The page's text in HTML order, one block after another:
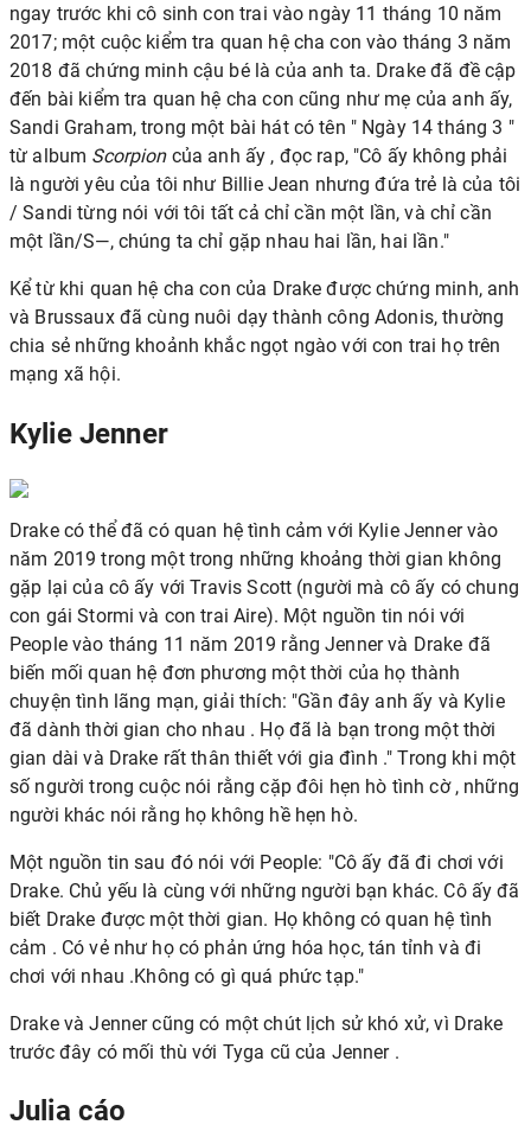
ngay trước khi cô sinh con trai vào ngày 11 tháng 10 năm
2017; một cuộc kiểm tra quan hệ cha con vào tháng 3 năm
2018 đã chứng minh cậu bé là của anh ta. Drake đã đề cập
đến bài kiểm tra quan hệ cha con cũng như mẹ của anh ấy,
Sandi Graham, trong một bài hát có tên " Ngày 14 tháng 3 "
từ album Scorpioncủa anh ấy , đọc rap, "Cô ấy không phải
là người yêu của tôi như Billie Jean nhưng đứa trẻ là của tôi
/ Sandi từng nói với tôi tất cả chỉ cần một lần, và chỉ cần
một lần/S—, chúng ta chỉ gặp nhau hai lần, hai lần."
Kể từ khi quan hệ cha con của Drake được chứng minh, anh
và Brussaux đã cùng nuôi dạy thành công Adonis, thường
chia sẻ những khoảnh khắc ngọt ngào với con trai họ trên
mạng xã hội.
Kylie Jenner
Drake có thể đã có quan hệ tình cảm với Kylie Jennervào
năm 2019 trong một trong những khoảng thời gian không
gặp lại của cô ấy vớiTravis Scott (người mà cô ấy có chung
con gái Stormi và con trai Aire). Một nguồn tin nói với
People vào tháng 11 năm 2019 rằng Jenner và Drake đã
biến mối quan hệ đơn phương một thời của họ thành
chuyện tình lãng mạn, giải thích: "Gần đây anh ấy và Kylie
đãdành thời gian cho nhau . Họ đã là bạn trong một thời
gian dài và Drake rất thân thiết với gia đình ." Trong khi một
số người trong cuộc nói rằng cặp đôi hẹn hò tình cờ, những
người khác nói rằng họ không hề hẹn hò.
Một nguồn tin sau đó nói với People: "Cô ấy đã đi chơi với
Drake. Chủ yếu là cùng với những người bạn khác. Cô ấy đã
biết Drake được một thời gian. Họ không có quan hệ tình
cảm . Có vẻ như họ có phản ứng hóa học, tán tỉnh và đi
chơi với nhau .Không có gì quá phức tạp."
Drake và Jenner cũng có một chút lịch sử khó xử, vì Drake
trước đây có mối thù với Tyga cũ của Jenner.
Julia cáo